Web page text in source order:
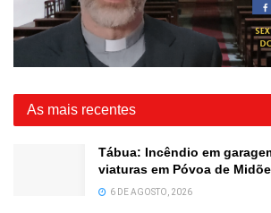
As mais recentes
Tábua: Incêndio em
viaturas em Póvoa de
6 DE AGOSTO, 2026